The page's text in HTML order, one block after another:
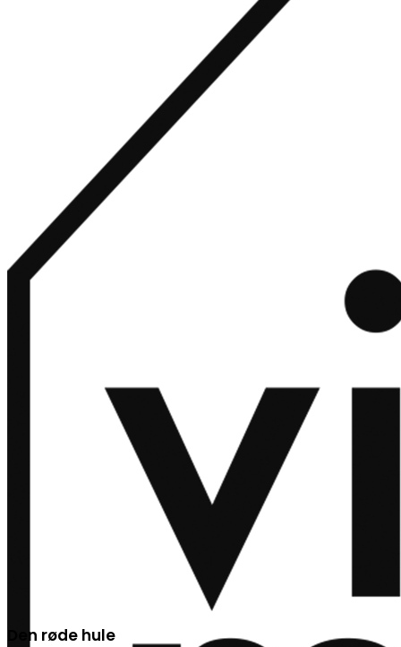
Den røde hule